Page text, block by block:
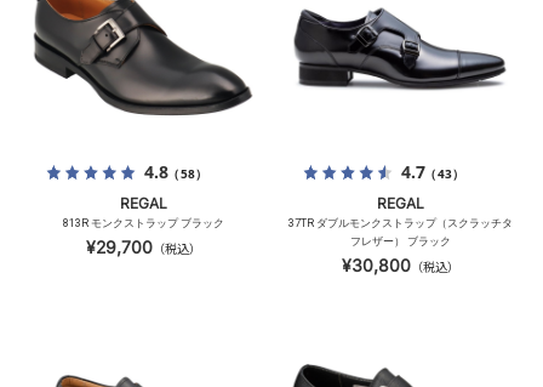
4.8（58）
REGAL
813R モンクストラップ ブラック
¥29,700（税込）
4.7（43）
REGAL
37TR ダブルモンクストラップ（スクラッチタ
フレザー） ブラック
¥30,800（税込）